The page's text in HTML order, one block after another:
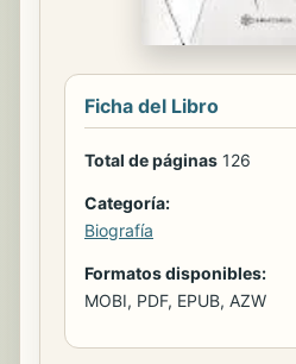
Ficha del Libro
Total de páginas 126
Categoría:
Biografía
Formatos disponibles:
MOBI, PDF, EPUB, AZW